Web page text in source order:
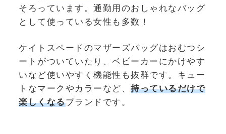
そろっています。通勤用のおしゃれなバッグ
として使っている女性も多数！
ケイトスペードのマザーズバッグはおむつシ
ートがついていたり、ベビーカーにかけやす
いなど使いやすく機能性も抜群です。キュー
トなマークやカラーなど、 持っているだけで
楽しくなるブランドです。